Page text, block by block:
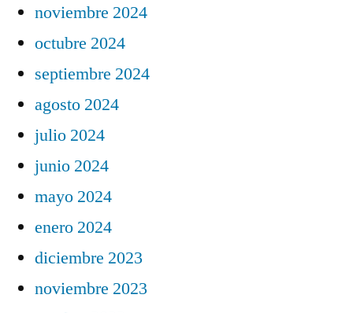
noviembre 2024
octubre 2024
septiembre 2024
agosto 2024
julio 2024
junio 2024
mayo 2024
enero 2024
diciembre 2023
noviembre 2023